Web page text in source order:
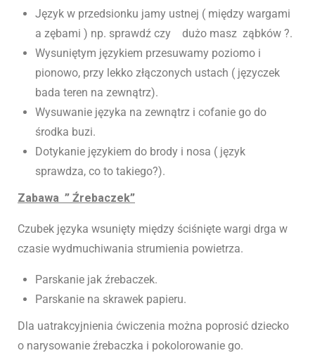
Język w przedsionku jamy ustnej ( między wargami
a zębami ) np. sprawdź czy dużo masz ząbków ?.
Wysuniętym językiem przesuwamy poziomo i
pionowo, przy lekko złączonych ustach ( języczek
bada teren na zewnątrz).
Wysuwanie języka na zewnątrz i cofanie go do
środka buzi.
Dotykanie językiem do brody i nosa ( język
sprawdza, co to takiego?).
Zabawa ” Źrebaczek”
Czubek języka wsunięty między ściśnięte wargi drga w
czasie wydmuchiwania strumienia powietrza.
Parskanie jak źrebaczek.
Parskanie na skrawek papieru.
Dla uatrakcyjnienia ćwiczenia można poprosić dziecko
o narysowanie źrebaczka i pokolorowanie go.